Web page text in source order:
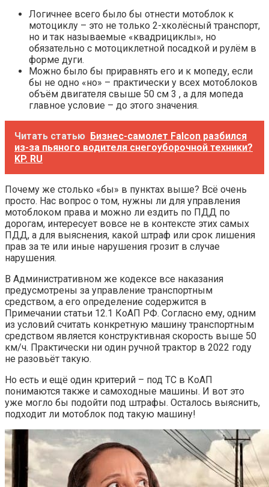
Логичнее всего было бы отнести мотоблок к
мотоциклу – это не только 2-хколёсный транспорт,
но и так называемые «квадрициклы», но
обязательно с мотоциклетной посадкой и рулём в
форме дуги.
Можно было бы приравнять его и к мопеду, если
бы не одно «но» – практически у всех мотоблоков
объём двигателя свыше 50 см 3 , а для мопеда
главное условие – до этого значения.
Читать статью Бизнес-самолет Falcon разбился
из-за пьяного водителя снегоуборочной техники?
KP. RU
Почему же столько «бы» в пунктах выше? Всё очень
просто. Нас вопрос о том, нужны ли для управления
мотоблоком права и можно ли ездить по ПДД по
дорогам, интересует вовсе не в контексте этих самых
ПДД, а для выяснения, какой штраф или срок лишения
прав за те или иные нарушения грозит в случае
нарушения.
В Административном же кодексе все наказания
предусмотрены за управление транспортным
средством, а его определение содержится в
Примечании статьи 12.1 КоАП РФ. Согласно ему, одним
из условий считать конкретную машину транспортным
средством является конструктивная скорость выше 50
км/ч. Практически ни один ручной трактор в 2022 году
не разовьёт такую.
Но есть и ещё один критерий – под ТС в КоАП
понимаются также и самоходные машины. И вот это
уже могло бы подойти под штрафы. Осталось выяснить,
подходит ли мотоблок под такую машину!